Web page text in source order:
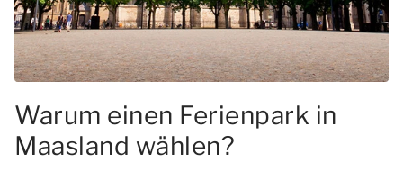
Warum einen Ferienpark in
Maasland wählen?